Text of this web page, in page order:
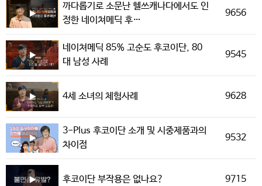
까다롭기로 소문난 헬쓰캐나다에서도 인
정한 네이쳐메딕 후…
9656
네이쳐메딕 85% 고순도 후코이단, 80
대 남성 사례
9545
4세 소녀의 체험사례 9628
3-Plus 후코이단 소개 및 시중제품과의
차이점
9532
후코이단 부작용은 없나요? 9715